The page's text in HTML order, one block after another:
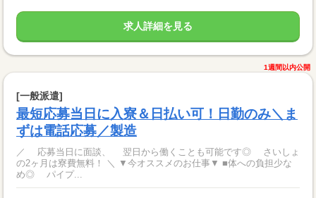
求人詳細を見る
1週間以内公開
[一般派遣]
最短応募当日に入寮＆日払い可！日勤のみ＼ま
ずは電話応募／製造
／ 応募当日に面談、 翌日から働くことも可能です◎ さいしょ
の2ヶ月は寮費無料！ ＼ ▼今オススメのお仕事▼ ■体への負担少な
め◎ パイプ...